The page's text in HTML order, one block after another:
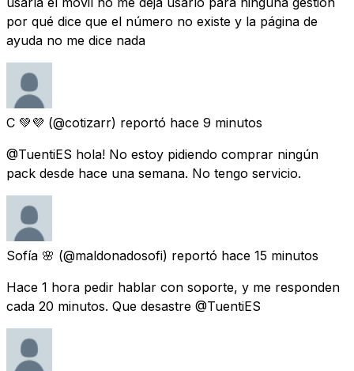
por qué dice que el número no existe y la página de
ayuda no me dice nada
C 💚💜 (@cotizarr) reportó hace 9 minutos
@TuentiES hola! No estoy pidiendo comprar ningún
pack desde hace una semana. No tengo servicio.
Sofía 🌸 (@maldonadosofi) reportó hace 15 minutos
Hace 1 hora pedir hablar con soporte, y me responden
cada 20 minutos. Que desastre @TuentiES